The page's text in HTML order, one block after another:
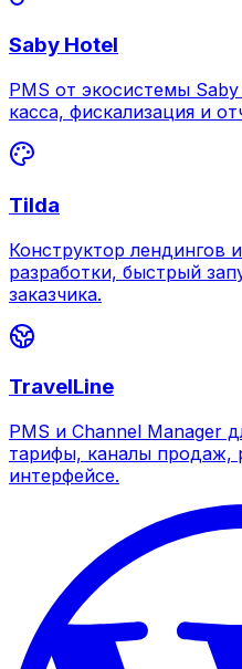
Saby Hotel
PMS от экосистемы
касса, фискализация и
Tilda
Конструктор лендингов
разработки, быстрый
заказчика.
TravelLine
PMS и Channel Manager
тарифы, каналы продаж,
интерфейсе.